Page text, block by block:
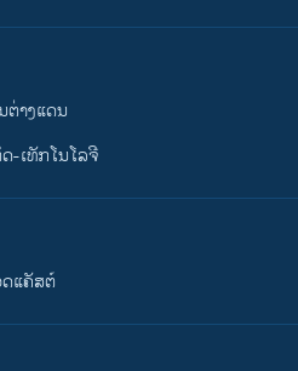
ຕ່າງແດນ
-ເທັກໂນໂລຈີ
ແຄັສຕ໌